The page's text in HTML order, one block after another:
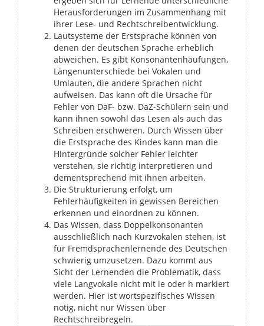
Herausforderungen im Zusammenhang mit
ihrer Lese- und Rechtschreibentwicklung.
Lautsysteme der Erstsprache können von
denen der deutschen Sprache erheblich
abweichen. Es gibt Konsonantenhäufungen,
Längenunterschiede bei Vokalen und
Umlauten, die andere Sprachen nicht
aufweisen. Das kann oft die Ursache für
Fehler von DaF- bzw. DaZ-Schülern sein und
kann ihnen sowohl das Lesen als auch das
Schreiben erschweren. Durch Wissen über
die Erstsprache des Kindes kann man die
Hintergründe solcher Fehler leichter
verstehen, sie richtig interpretieren und
dementsprechend mit ihnen arbeiten.
Die Strukturierung erfolgt, um
Fehlerhäufigkeiten in gewissen Bereichen
erkennen und einordnen zu können.
Das Wissen, dass Doppelkonsonanten
ausschließlich nach Kurzvokalen stehen, ist
für Fremdsprachenlernende des Deutschen
schwierig umzusetzen. Dazu kommt aus
Sicht der Lernenden die Problematik, dass
viele Langvokale nicht mit ie oder h markiert
werden. Hier ist wortspezifisches Wissen
nötig, nicht nur Wissen über
Rechtschreibregeln.